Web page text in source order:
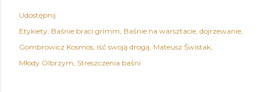
Udostępnij
Etykiety: Baśnie braci grimm Baśnie na warsztacie dojrzewanie
Gombrowicz Kosmos iść swoją drogą Mateusz Świstak
Młody Olbrzym Streszczenia baśni